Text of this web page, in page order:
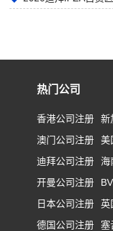
热门公司
香港公司注册
新
澳门公司注册
美
迪拜公司注册
海
开曼公司注册
日本公司注册
英
德国公司注册
塞